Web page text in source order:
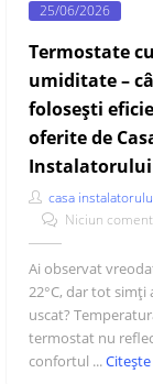
25/06/2026
Termostate
umiditate –
folosești
oferite de
Instalatorului
casa
Niciun
Ai observat
22°C, dar tot simți
uscat?
termostat nu
confortul ...